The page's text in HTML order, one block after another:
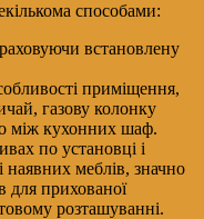
способами:
встановлену
приміщення,
газову колонку
між кухонних шаф.
по установці і
наявних меблів, значно
для прихованої
розташуванні.